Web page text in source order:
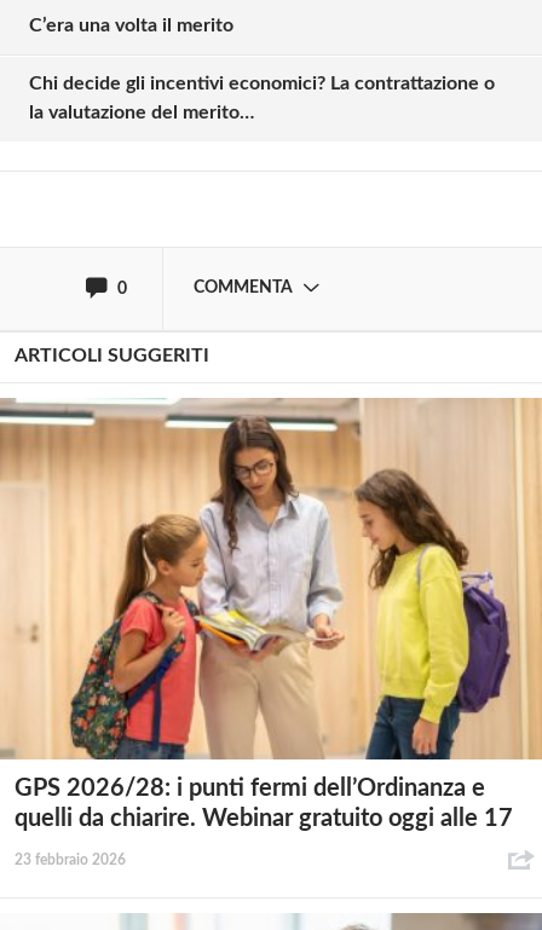
C’era una volta il merito
Chi decide gli incentivi economici? La contrattazione o
la valutazione del merito…
0 COMMENTA
Solo gli utenti registrati possono
Effettua il Login o
ARTICOLI SUGGERITI
GPS 2026/28: i punti fermi dell’Ordinanza e
quelli da chiarire. Webinar gratuito oggi alle 17
23 febbraio 2026